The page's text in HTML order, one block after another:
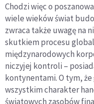
Chodzi więc o
wiele wieków świat
zwraca także uwagę na
skutkiem procesu
międzynarodowych
niczyjej kontroli –
kontynentami. O tym,
wszystkim charakter
światowych zasobów